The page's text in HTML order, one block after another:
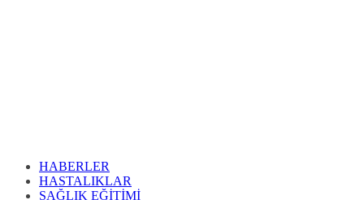
HABERLER
HASTALIKLAR
SAĞLIK EĞİTİMİ